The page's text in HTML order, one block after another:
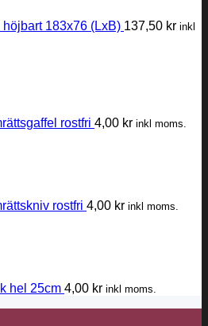
höjbart 183x76 (LxB) 137,50 kr inkl
rostfri 4,00 kr inkl moms.
rostfri 4,00 kr inkl moms.
hel 25cm 4,00 kr inkl moms.